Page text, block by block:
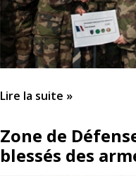
Lire la suite »
Zone de
blessés des